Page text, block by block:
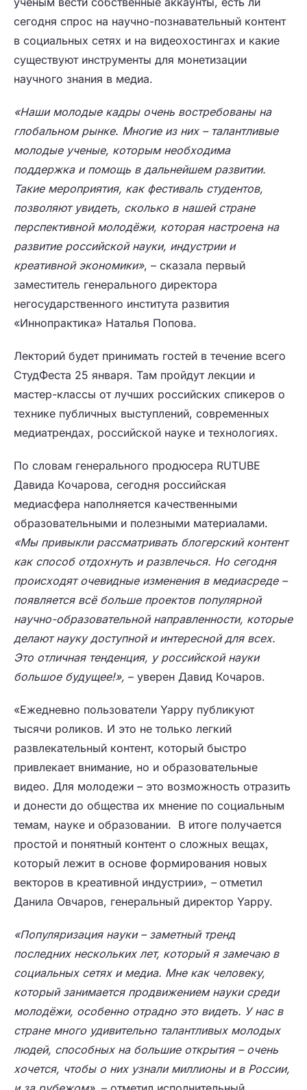
сегодня спрос на научно-познавательный контент
в социальных сетях и на видеохостингах и какие
существуют инструменты для монетизации
научного знания в медиа.
«Наши молодые кадры очень востребованы на
глобальном рынке. Многие из них – талантливые
молодые ученые, которым необходима
поддержка и помощь в дальнейшем развитии.
Такие мероприятия, как фестиваль студентов,
позволяют увидеть, сколько в нашей стране
перспективной молодёжи, которая настроена на
развитие российской науки, индустрии и
креативной экономики», – сказала первый
заместитель генерального директора
негосударственного института развития
«Иннопрактика» Наталья Попова.
Лекторий будет принимать гостей в течение всего
СтудФеста 25 января. Там пройдут лекции и
мастер-классы от лучших российских спикеров о
технике публичных выступлений, современных
медиатрендах, российской науке и технологиях.
По словам генерального продюсера RUTUBE
Давида Кочарова, сегодня российская
медиасфера наполняется качественными
образовательными и полезными материалами.
«Мы привыкли рассматривать блогерский контент
как способ отдохнуть и развлечься. Но сегодня
происходят очевидные изменения в медиасреде –
появляется всё больше проектов популярной
научно-образовательной направленности, которые
делают науку доступной и интересной для всех.
Это отличная тенденция, у российской науки
большое будущее!», – уверен Давид Кочаров.
«Ежедневно пользователи Yappy публикуют
тысячи роликов. И это не только легкий
развлекательный контент, который быстро
привлекает внимание, но и образовательные
видео. Для молодежи – это возможность отразить
и донести до общества их мнение по социальным
темам, науке и образовании. В итоге получается
простой и понятный контент о сложных вещах,
который лежит в основе формирования новых
векторов в креативной индустрии», –отметил
Данила Овчаров, генеральный директор Yappy.
«Популяризация науки – заметный тренд
последних нескольких лет, который я замечаю в
социальных сетях и медиа. Мне как человеку,
который занимается продвижением науки среди
молодёжи, особенно отрадно это видеть. У нас в
стране много удивительно талантливых молодых
людей, способных на большие открытия – очень
хочется, чтобы о них узнали миллионы и в России,